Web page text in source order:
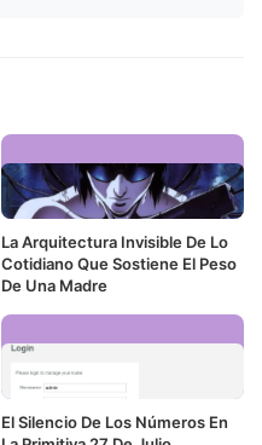
La Arquitectura Invisible De Lo
Cotidiano Que Sostiene El Peso
De Una Madre
El Silencio De Los Números En